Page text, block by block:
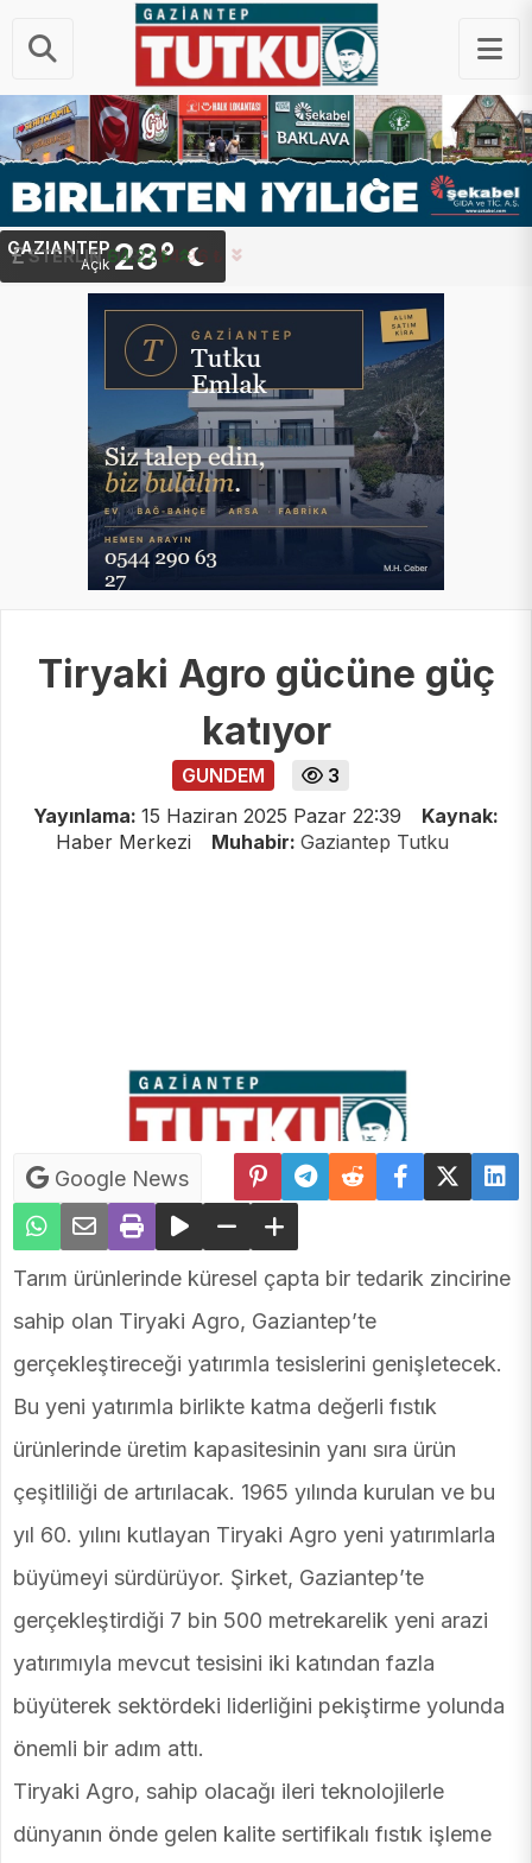
STERLIN 64.22 ₺
GAZIANTEP
Açık28°
Tiryaki Agro gücüne güç
katıyor
GUNDEM
3
Yayınlama: 15 Haziran 2025 Pazar 22:39
Kaynak:
Haber Merkezi
Muhabir: Gaziantep Tutku
Google News
Tarım ürünlerinde küresel çapta bir tedarik zincirine
sahip olan Tiryaki Agro, Gaziantep’te
gerçekleştireceği yatırımla tesislerini genişletecek.
Bu yeni yatırımla birlikte katma değerli fıstık
ürünlerinde üretim kapasitesinin yanı sıra ürün
çeşitliliği de artırılacak. 1965 yılında kurulan ve bu
yıl 60. yılını kutlayan Tiryaki Agro yeni yatırımlarla
büyümeyi sürdürüyor. Şirket, Gaziantep’te
gerçekleştirdiği 7 bin 500 metrekarelik yeni arazi
yatırımıyla mevcut tesisini iki katından fazla
büyüterek sektördeki liderliğini pekiştirme yolunda
önemli bir adım attı.
Tiryaki Agro, sahip olacağı ileri teknolojilerle
dünyanın önde gelen kalite sertifikalı fıstık işleme